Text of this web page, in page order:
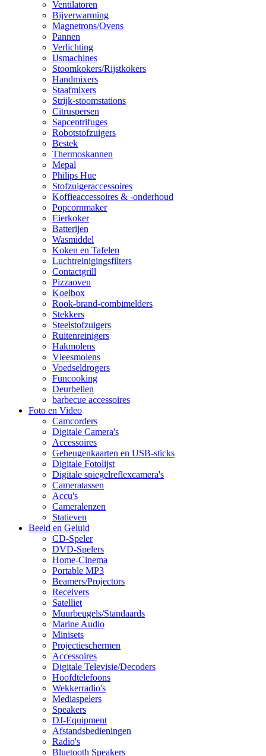
Ventilatoren
Bijverwarming
Magnetrons/Ovens
Pannen
Verlichting
IJsmachines
Stoomkokers/Rijstkokers
Handmixers
Staafmixers
Strijk-stoomstations
Citruspersen
Sapcentrifuges
Robotstofzuigers
Bestek
Thermoskannen
Mepal
Philips Hue
Stofzuigeraccessoires
Koffieaccessoires & -onderhoud
Popcornmaker
Eierkoker
Batterijen
Wasmiddel
Koken en Tafelen
Luchtreinigingsfilters
Contactgrill
Pizzaoven
Koelbox
Rook-brand-combimelders
Stekkers
Steelstofzuigers
Ruitenreinigers
Hakmolens
Vleesmolens
Voedseldrogers
Funcooking
Deurbellen
barbecue accessoires
Foto en Video
Camcorders
Digitale Camera's
Accessoires
Geheugenkaarten en USB-sticks
Digitale Fotolijst
Digitale spiegelreflexcamera's
Cameratassen
Accu's
Cameralenzen
Statieven
Beeld en Geluid
CD-Speler
DVD-Spelers
Home-Cinema
Portable MP3
Beamers/Projectors
Receivers
Satelliet
Muurbeugels/Standaards
Marine Audio
Minisets
Projectieschermen
Accessoires
Digitale Televisie/Decoders
Hoofdtelefoons
Wekkerradio's
Mediaspelers
Speakers
DJ-Equipment
Afstandsbedieningen
Radio's
Bluetooth Speakers